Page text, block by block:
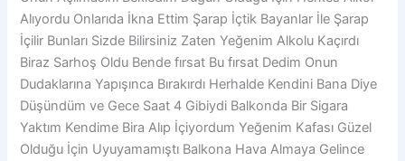
Alıyordu Onlarıda İkna Ettim Şarap İçtik Bayanlar İle Şarap
İçilir Bunları Sizde Bilirsiniz Zaten Yeğenim Alkolu Kaçırdı
Biraz Sarhoş Oldu Bende fırsat Bu fırsat Dedim Onun
Dudaklarına Yapışınca Bırakırdı Herhalde Kendini Bana Diye
Düşündüm ve Gece Saat 4 Gibiydi Balkonda Bir Sigara
Yaktım Kendime Bira Alıp İçiyordum Yeğenim Kafası Güzel
Olduğu İçin Uyuyamamıştı Balkona Hava Almaya Gelince